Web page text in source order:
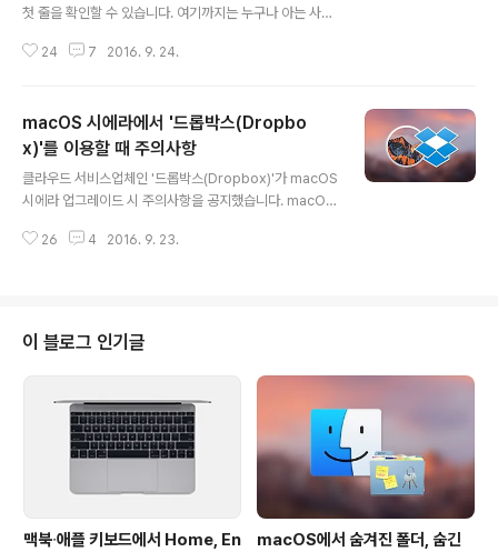
첫 줄을 확인할 수 있습니다. 여기까지는 누구나 아는 사실
도 키우고 줄일 수 있습니다. 일반적인 창을 다룰 때처럼 마
데 첫 줄만으로는 내용 파악이 안 되면 이 방법으로 전체 내
용을 읽을 수 있죠. 그리고 그다지 중요하지 않은 메일이라
면 알림 배너 오른쪽에 표시되는 버튼을 눌러 바로 삭제하
는 것도 가능합니다. 이 두 가지 기능을 이용하면 웬만한 스
리합니다. macOS 업그레이드를 마친 분들은 잘 기억하셨
24 7 2016. 9. 24.
macOS 시에라에서 '드롭박스(Dropbo
x)'를 이용할 때 주의사항
클라우드 서비스업체인 '드롭박스(Dropbox)'가 macOS
시에라 업그레이드 시 주의사항을 공지했습니다. macOS
발생할 수 있다면서 사용자들의 주의를 환기시키고 있습니
폴더에 저장된 파일을 다른 애플 기기에서 접근할 수 있다
는 장점이 있는데요. 만약 두 폴더 밑에 드롭박스 홈 폴더나
'선택적 동기화' 폴더가 위치한 경우 반복적으로 오류 메시
지가 표시되거나 동기화 아이콘이 제대로 작동하지 않는
문제가 나타난다고 합니다. 심지어 몇 가지 조건이 맞아 떨
어지면 중요한 파일을 잃게..
26 4 2016. 9. 23.
이 블로그 인기글
맥북∙애플 키보드에서 Home, En
macOS에서 숨겨진 폴더, 숨긴